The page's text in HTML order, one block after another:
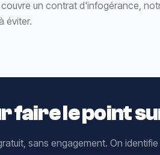
un contrat d'infogérance,
éviter.
faire le point
sans engagement. On